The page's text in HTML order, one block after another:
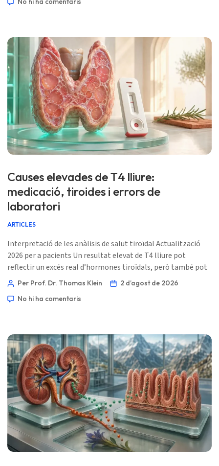
📅 2 d’agost de 2026 📝 Publicat: 2 d’agost de 2026 🩺
Causes elevades de T4 lliure:
medicació, tiroides i errors de
laboratori
ARTICLES
Interpretació de les anàlisis de salut tiroïdal Actualització
2026 per a pacients Un resultat elevat de T4 lliure pot
reflectir un excés real d’hormones tiroïdals, però també pot
aparèixer per la presa de levotiroxina en el moment de
que pot induir a error. El valor de TSH, la llista de
possibilitats. 📖 ~10-12 minuts 📅 2 d’agost de 2026 📝 […]
Per Prof. Dr. Thomas Klein
2 d’agost de 2026
No hi ha comentaris